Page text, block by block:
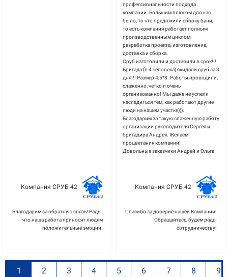
Компания СРУБ-42
Благодарим за обратную связь! Рады,
что наша работа приносят людям
положительные эмоции.
профессиональности подхода
компании. Большим плюсом для нас
было, то что предожили сборку бани,
то есть компания работает полным
производственным циклом:
разработка проекта, изготовление,
доставка и сборка.
Сруб изготовили и доставили в срок!!!
Бригада (в 4 человека) скидали сруб за 3
дня!!! Размер 4,5*8. Работы проводили,
слаженно, четко и очень
организованно! Мы даже не успели
насладиться тем, как работают другие
люди на нашем участке))).
Благодарим за такую слаженную работу
организации руководителя Сергея и
бригадира Андрея. Желаем
процветания компании!
Довольные заказчики Андрей и Ольга.
Компания СРУБ-42
Спасибо за доверие нашей Компании!
Обращайтесь, будем рады
сотрудничеству!
1 2 3 4 5 6 7 8 9